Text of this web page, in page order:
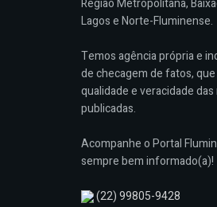
Lagos e Norte-Fluminense.
Temos agência própria e
de checagem de fatos,
qualidade e veracidade
publicadas.
Acompanhe o Portal
sempre bem informado(a)!
(22) 99805-9428